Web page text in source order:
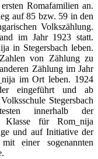
Romafamilien an.
auf 85 bzw. 59 in den
Volkszählung.
im Jahr 1923 statt.
in Stegersbach leben.
von Zählung zu
Zählung im Jahr
im Ort leben. 1924
eingeführt und ab
Stegersbach
innerhalb der
Klasse für Rom_nija
und auf Initiative der
einer sogenannten